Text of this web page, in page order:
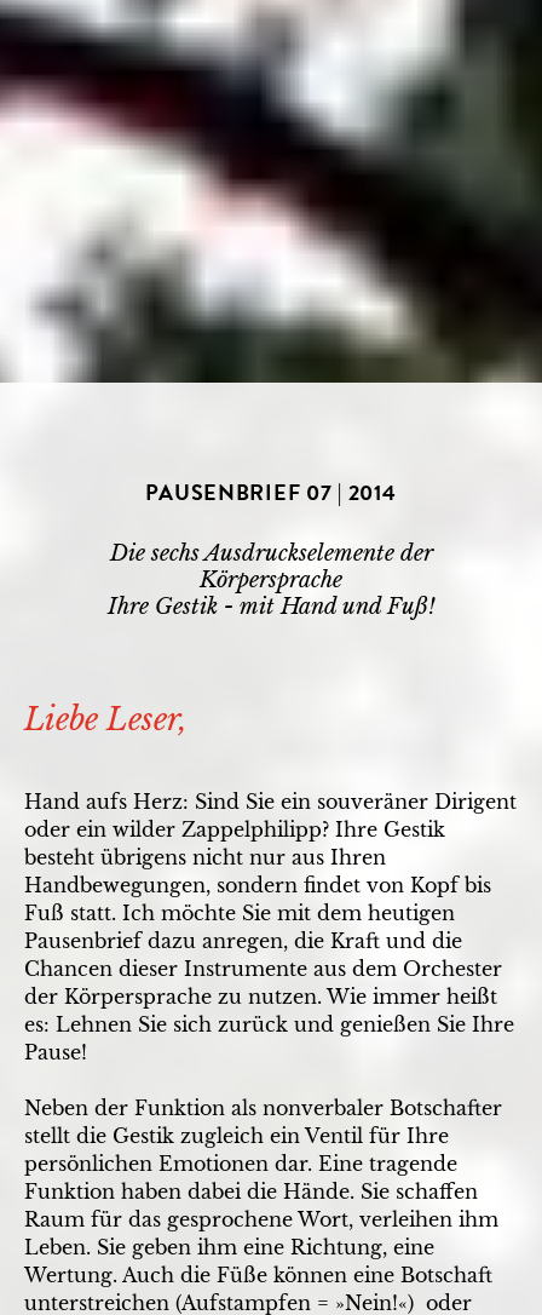
PAUSENBRIEF 07 | 2014
Die sechs Ausdruckselemente der
Körpersprache
Ihre Gestik - mit Hand und Fuß!
Liebe Leser,
Hand aufs Herz: Sind Sie ein souveräner Dirigent
oder ein wilder Zappelphilipp? Ihre Gestik
besteht übrigens nicht nur aus Ihren
Handbewegungen, sondern findet von Kopf bis
Fuß statt. Ich möchte Sie mit dem heutigen
Pausenbrief dazu anregen, die Kraft und die
Chancen dieser Instrumente aus dem Orchester
der Körpersprache zu nutzen. Wie immer heißt
es: Lehnen Sie sich zurück und genießen Sie Ihre
Pause!
Neben der Funktion als nonverbaler Botschafter
stellt die Gestik zugleich ein Ventil für Ihre
persönlichen Emotionen dar. Eine tragende
Funktion haben dabei die Hände. Sie schaffen
Raum für das gesprochene Wort, verleihen ihm
Leben. Sie geben ihm eine Richtung, eine
Wertung. Auch die Füße können eine Botschaft
unterstreichen (Aufstampfen = »Nein!«) ­ oder